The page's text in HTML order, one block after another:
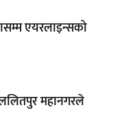
एयरलाइन्सको
ललितपुर महानगरले